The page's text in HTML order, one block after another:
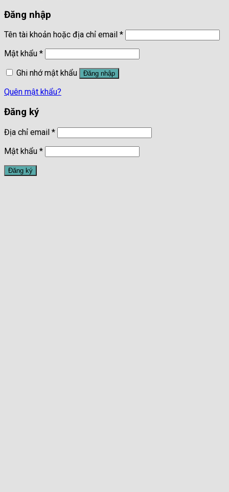
Đăng nhập
Tên tài khoản hoặc địa chỉ email *
Mật khẩu *
Ghi nhớ mật khẩu
Đăng nhập
Quên mật khẩu?
Đăng ký
Địa chỉ email *
Mật khẩu *
Đăng ký